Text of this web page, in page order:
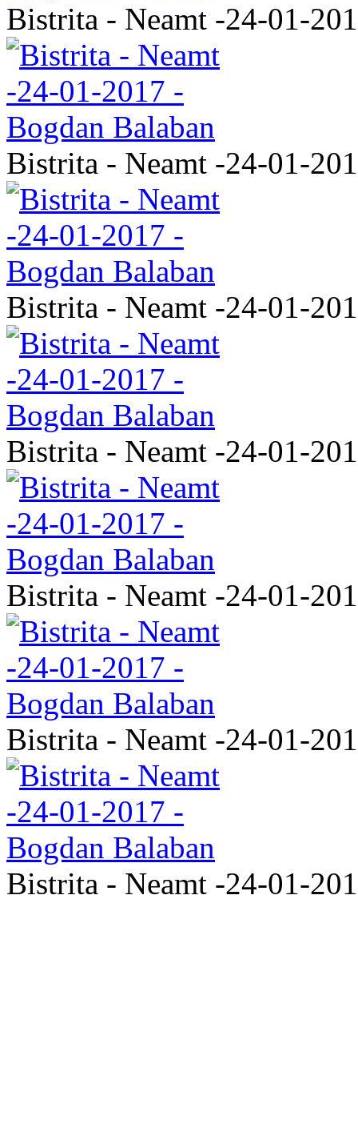
Bistrita - Neamt -24-01-
Bistrita - Neamt -24-01-
Bistrita - Neamt -24-01-
Bistrita - Neamt -24-01-
Bistrita - Neamt -24-01-
Bistrita - Neamt -24-01-
Bistrita - Neamt -24-01-